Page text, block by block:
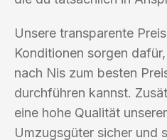
Unsere transparente
Konditionen sorgen
nach Nis zum besten
durchführen kannst.
eine hohe Qualität
Umzugsgüter sicher und